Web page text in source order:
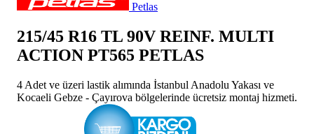
Petlas
215/45 R16 TL 90V REINF. MULTI
ACTION PT565 PETLAS
4 Adet ve üzeri lastik alımında İstanbul Anadolu Yakası ve
Kocaeli Gebze - Çayırova bölgelerinde ücretsiz montaj hizmeti.